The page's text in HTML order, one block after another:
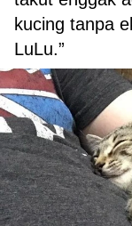
kucing tanpa
LuLu.”